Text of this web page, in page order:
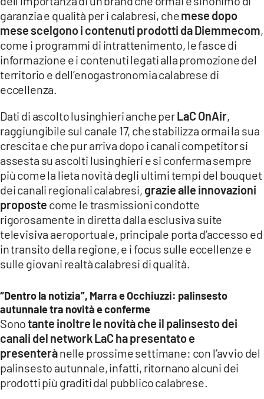
App
ANDROID
APPLE
garanzia e qualità per i calabresi, chemese dopo
mese scelgono i contenuti prodotti da Diemmecom,
come i programmi di intrattenimento, le fasce di
informazione e i contenuti legati alla promozione del
territorio e dell’enogastronomia calabrese di
eccellenza.
Dati di ascolto lusinghieri anche perLaC OnAir,
raggiungibile sul canale 17, che stabilizza ormai la sua
crescita e che pur arriva dopo i canali competitor si
assesta su ascolti lusinghieri e si conferma sempre
più come la lieta novità degli ultimi tempi del bouquet
dei canali regionali calabresi, grazie alle innovazioni
proposte come le trasmissioni condotte
rigorosamente in diretta dalla esclusiva suite
televisiva aeroportuale, principale porta d’accesso ed
in transito della regione, e i focus sulle eccellenze e
sulle giovani realtà calabresi di qualità.
“Dentro la notizia”, Marra e Occhiuzzi: palinsesto
autunnale tra novità e conferme
Sonotante inoltre le novità che il palinsesto dei
canali del network LaC ha presentato e
presenterànelle prossime settimane: con l’avvio del
palinsesto autunnale, infatti, ritornano alcuni dei
prodotti più graditi dal pubblico calabrese.